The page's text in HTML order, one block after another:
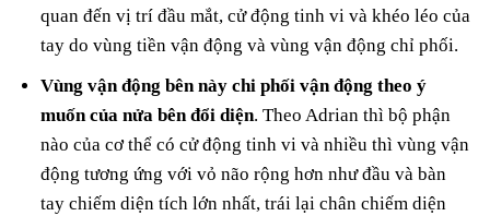
quan đến vị trí đầu mắt, cử động tinh vi và khéo léo của
tay do vùng tiền vận động và vùng vận động chỉ phối.
Vùng vận động bên này chi phối vận động theo ý
muốn của nửa bên đổi diện. Theo Adrian thì bộ phận
nào của cơ thể có cử động tinh vi và nhiều thì vùng vận
động tương ứng với vỏ não rộng hơn như đầu và bàn
tay chiếm diện tích lớn nhất, trái lại chân chiếm diện